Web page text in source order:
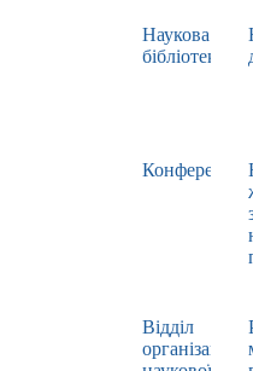
Наукова
бібліотека
Конференції
Відділ
організації